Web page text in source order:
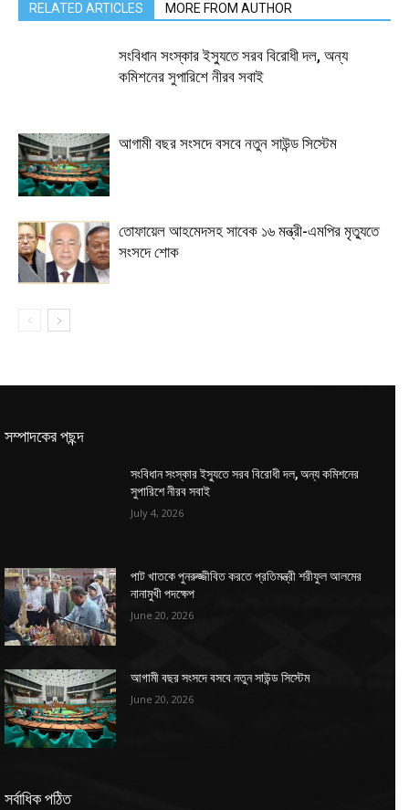
RELATED ARTICLES MORE FROM AUTHOR
সংবিধান সংস্কার ইস্যুতে সরব বিরোধী দল, অন্য
কমিশনের সুপারিশে নীরব সবাই
আগামী বছর সংসদে বসবে নতুন সাউন্ড সিস্টেম
তোফায়েল আহমেদসহ সাবেক ১৬ মন্ত্রী-এমপির মৃত্যুতে
সংসদে শোক
সম্পাদকের পছন্দ
সংবিধান সংস্কার ইস্যুতে সরব বিরোধী দল, অন্য কমিশনের
সুপারিশে নীরব সবাই
July 4, 2026
পাট খাতকে পুনরুজ্জীবিত করতে প্রতিমন্ত্রী শরীফুল আলমের
নানামুখী পদক্ষেপ
June 20, 2026
আগামী বছর সংসদে বসবে নতুন সাউন্ড সিস্টেম
June 20, 2026
সর্বাধিক পঠিত